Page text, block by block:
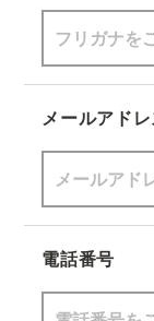
メールアドレ
電話番号